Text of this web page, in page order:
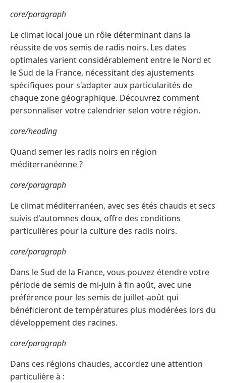
core/paragraph
Le climat local joue un rôle déterminant dans la
réussite de vos semis de radis noirs. Les dates
optimales varient considérablement entre le Nord et
le Sud de la France, nécessitant des ajustements
spécifiques pour s'adapter aux particularités de
chaque zone géographique. Découvrez comment
personnaliser votre calendrier selon votre région.
core/heading
Quand semer les radis noirs en région
méditerranéenne ?
core/paragraph
Le climat méditerranéen, avec ses étés chauds et secs
suivis d'automnes doux, offre des conditions
particulières pour la culture des radis noirs.
core/paragraph
Dans le Sud de la France, vous pouvez étendre votre
période de semis de mi-juin à fin août, avec une
préférence pour les semis de juillet-août qui
bénéficieront de températures plus modérées lors du
développement des racines.
core/paragraph
Dans ces régions chaudes, accordez une attention
particulière à :